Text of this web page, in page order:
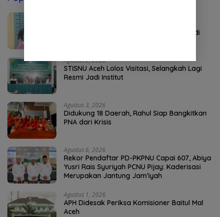
Satresnarkoba Ringkus Pemasok Sabu di
Agustus 2, 2026
STISNU Aceh Lolos Visitasi, Selangkah Lagi
Resmi Jadi Institut
Agustus 3, 2026
Didukung 18 Daerah, Rahul Siap Bangkitkan
PNA dari Krisis
Agustus 6, 2026
Rekor Pendaftar PD-PKPNU Capai 607, Abiya
Yusri Rais Syuriyah PCNU Pijay: Kaderisasi
Merupakan Jantung Jam’iyah
Agustus 1, 2026
APH Didesak Periksa Komisioner Baitul Mal
Aceh